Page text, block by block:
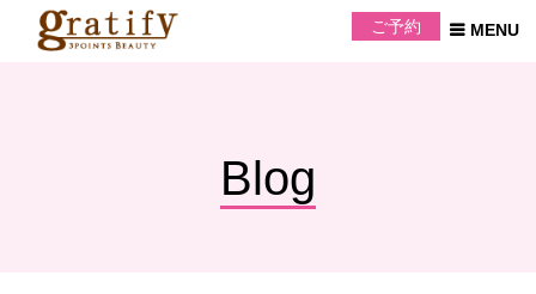
ご予約
Blog